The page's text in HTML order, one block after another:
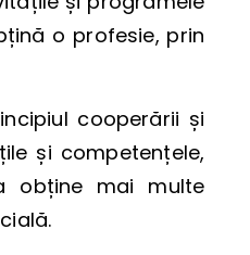
o profesie, prin
cooperării și
și competențele,
obține mai multe